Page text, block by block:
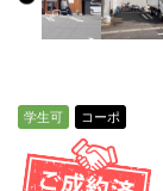
学生可 コーポ